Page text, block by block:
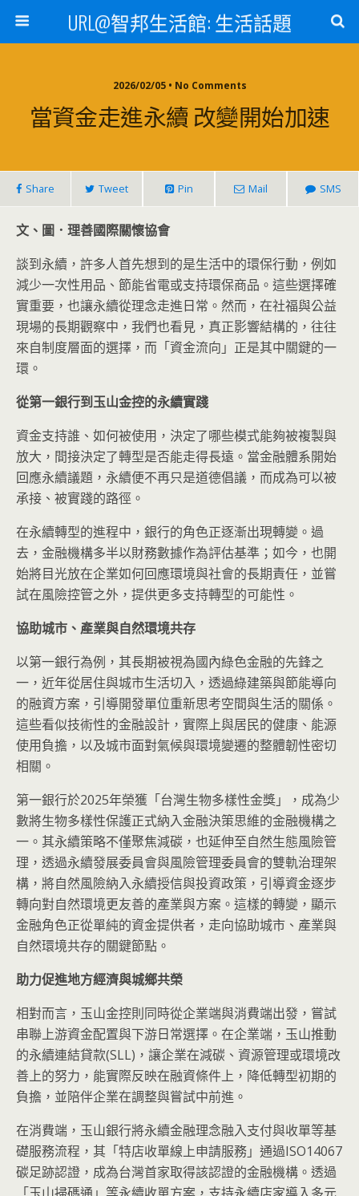
URL@智邦生活館: 生活話題
2026/02/05 • No Comments
當資金走進永續 改變開始加速
Share Tweet Pin Mail SMS
文、圖．理善國際關懷協會
談到永續，許多人首先想到的是生活中的環保行動，例如
減少一次性用品、節能省電或支持環保商品。這些選擇確
實重要，也讓永續從理念走進日常。然而，在社福與公益
現場的長期觀察中，我們也看見，真正影響結構的，往往
來自制度層面的選擇，而「資金流向」正是其中關鍵的一
環。
從第一銀行到玉山金控的永續實踐
資金支持誰、如何被使用，決定了哪些模式能夠被複製與
放大，間接決定了轉型是否能走得長遠。當金融體系開始
回應永續議題，永續便不再只是道德倡議，而成為可以被
承接、被實踐的路徑。
在永續轉型的進程中，銀行的角色正逐漸出現轉變。過
去，金融機構多半以財務數據作為評估基準；如今，也開
始將目光放在企業如何回應環境與社會的長期責任，並嘗
試在風險控管之外，提供更多支持轉型的可能性。
協助城市、產業與自然環境共存
以第一銀行為例，其長期被視為國內綠色金融的先鋒之
一，近年從居住與城市生活切入，透過綠建築與節能導向
的融資方案，引導開發單位重新思考空間與生活的關係。
這些看似技術性的金融設計，實際上與居民的健康、能源
使用負擔，以及城市面對氣候與環境變遷的整體韌性密切
相關。
第一銀行於2025年榮獲「台灣生物多樣性金獎」，成為少
數將生物多樣性保護正式納入金融決策思維的金融機構之
一。其永續策略不僅聚焦減碳，也延伸至自然生態風險管
理，透過永續發展委員會與風險管理委員會的雙軌治理架
構，將自然風險納入永續授信與投資政策，引導資金逐步
轉向對自然環境更友善的產業與方案。這樣的轉變，顯示
金融角色正從單純的資金提供者，走向協助城市、產業與
自然環境共存的關鍵節點。
助力促進地方經濟與城鄉共榮
相對而言，玉山金控則同時從企業端與消費端出發，嘗試
串聯上游資金配置與下游日常選擇。在企業端，玉山推動
的永續連結貸款(SLL)，讓企業在減碳、資源管理或環境改
善上的努力，能實際反映在融資條件上，降低轉型初期的
負擔，並陪伴企業在調整與嘗試中前進。
在消費端，玉山銀行將永續金融理念融入支付與收單等基
礎服務流程，其「特店收單線上申請服務」通過ISO14067
碳足跡認證，成為台灣首家取得該認證的金融機構。透過